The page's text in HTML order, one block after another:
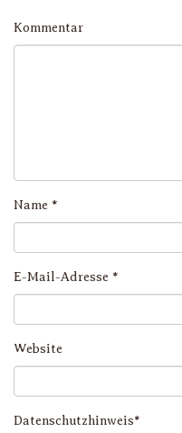
Kommentar
Name *
E-Mail-Adresse *
Website
Datenschutzhinweis*